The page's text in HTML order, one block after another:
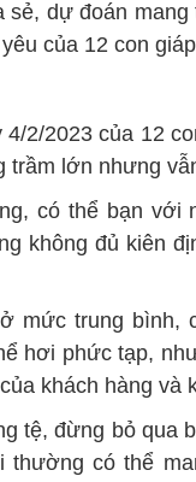
dự đoán
của 12 con
2/2023 của 12
trầm lớn nhưng
có thể bạn với
không đủ kiên
mức trung bình,
hơi phức tạp,
khách hàng và
tệ, đừng bỏ qua
thường có thể